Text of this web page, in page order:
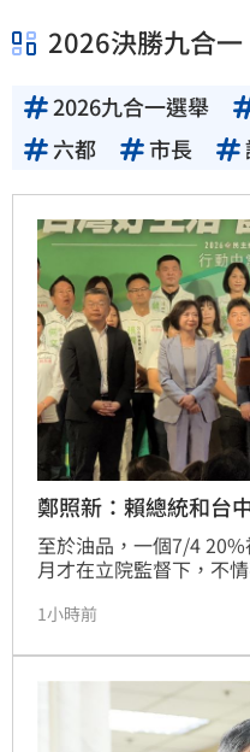
2026決勝九合一
2026九合一選舉
六都
市長
鄭照新：賴總統和台
至於油品，一個7/4
月才在立院監督下，不
中〕兩個字，而非〔中
1小時前